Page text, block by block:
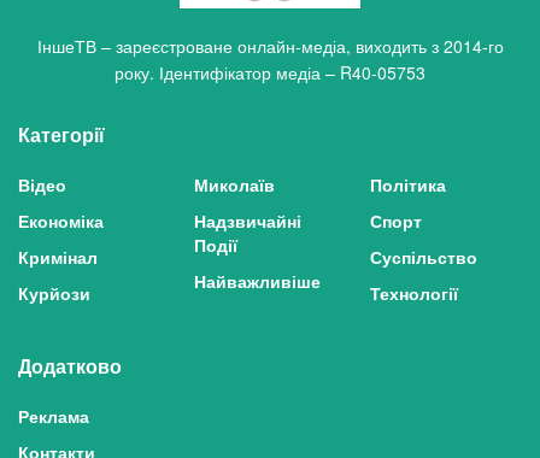
ІншеТВ – зареєстроване онлайн-медіа, виходить з 2014-го
року. Ідентифікатор медіа – R40-05753
Категорії
Відео
Економіка
Кримінал
Курйози
Миколаїв
Надзвичайні
Події
Найважливіше
Політика
Спорт
Суспільство
Технології
Додатково
Реклама
Контакти